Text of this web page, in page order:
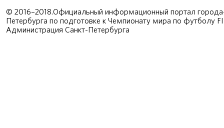
© 2016–2018.Официальный информационный портал
Петербурга по подготовке к Чемпионату мира по футболу
Администрация Санкт-Петербурга